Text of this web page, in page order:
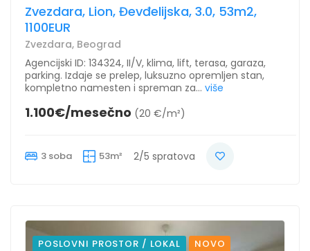
Zvezdara, Lion, Đevđelijska, 3.0, 53m2,
1100EUR
Zvezdara, Beograd
Agencijski ID: 134324, II/V, klima, lift, terasa, garaza,
parking. Izdaje se prelep, luksuzno opremljen stan,
kompletno namesten i spreman za... više
1.100€/mesečno (20 €/m²)
3 soba 53m² 2/5 spratova
POSLOVNI PROSTOR / LOKAL NOVO